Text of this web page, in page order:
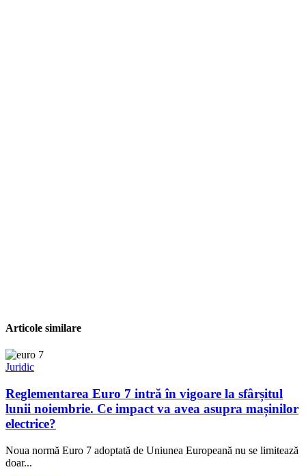
Articole similare
Juridic
Reglementarea Euro 7 intră în vigoare la sfârșitul
lunii noiembrie. Ce impact va avea asupra mașinilor
electrice?
Noua normă Euro 7 adoptată de Uniunea Europeană nu se limitează
doar...